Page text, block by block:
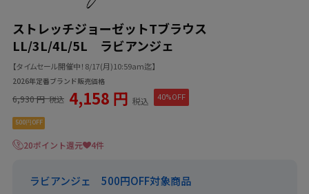
ストレッチジョーゼットTブラウス
LL/3L/4L/5L ラビアンジェ
【タイムセール開催中！8/17(月)10:59am迄】
2026年定番ブランド販売価格
6,930 円 税込 4,158 円 税込 40%OFF
500円OFF
20ポイント還元 4件
ラビアンジェ 500円OFF対象商品